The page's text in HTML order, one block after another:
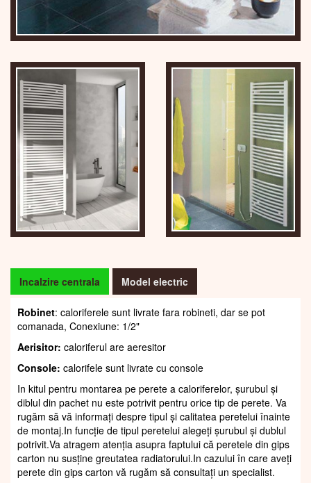
Incalzire centrala Model electric
Robinet: caloriferele sunt livrate fara robineti, dar se pot
comanada, Conexiune: 1/2"
Aerisitor: caloriferul are aeresitor
Console: calorifele sunt livrate cu console
In kitul pentru montarea pe perete a caloriferelor, șurubul și
diblul din pachet nu este potrivit pentru orice tip de perete. Va
rugăm să vă informați despre tipul și calitatea peretelui înainte
de montaj.In funcție de tipul peretelui alegeți șurubul și dublul
potrivit.Va atragem atenția asupra faptului că peretele din gips
carton nu susține greutatea radiatorului.In cazului în care aveți
perete din gips carton vă rugăm să consultați un specialist.